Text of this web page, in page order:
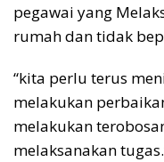
pegawai yang
rumah dan tidak
“kita perlu terus
melakukan
melakukan
melaksanakan